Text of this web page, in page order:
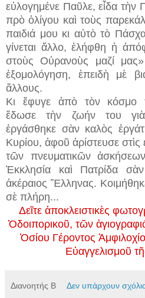
εὐλογημένε Παῦλε, εἶδα τὴν
πρὸ ὀλίγου καὶ τοὺς
παιδιά μου κι αὐτὸ τὸ
γίνεται ἄλλο, ἐλήφθη ἡ
στοὺς Οὐρανοὺς μαζί
ἐξομολόγηση, ἐπειδὴ μὲ
ἄλλους.
Κι ἔφυγε ἀπὸ τὸν κόσμο
ἔδωσε τὴν ζωήν του
ἐργάσθηκε σὰν καλὸς
Κυρίου, ἀφοῦ ἀρίστευσε στὶς
τῶν πνευματικῶν
Ἐκκλησία καὶ Πατρίδα
ἀκέραιος Ἕλληνας.
σὲ πλήρη...
Δεῖτε ἀποκλειστικὲς
Ὁδοιπορικοῦ, τῶν
Ὁσίου Γέροντος
Εὐαγγελισμοῦ
Διανοητής Β Δεν υπάρχουν